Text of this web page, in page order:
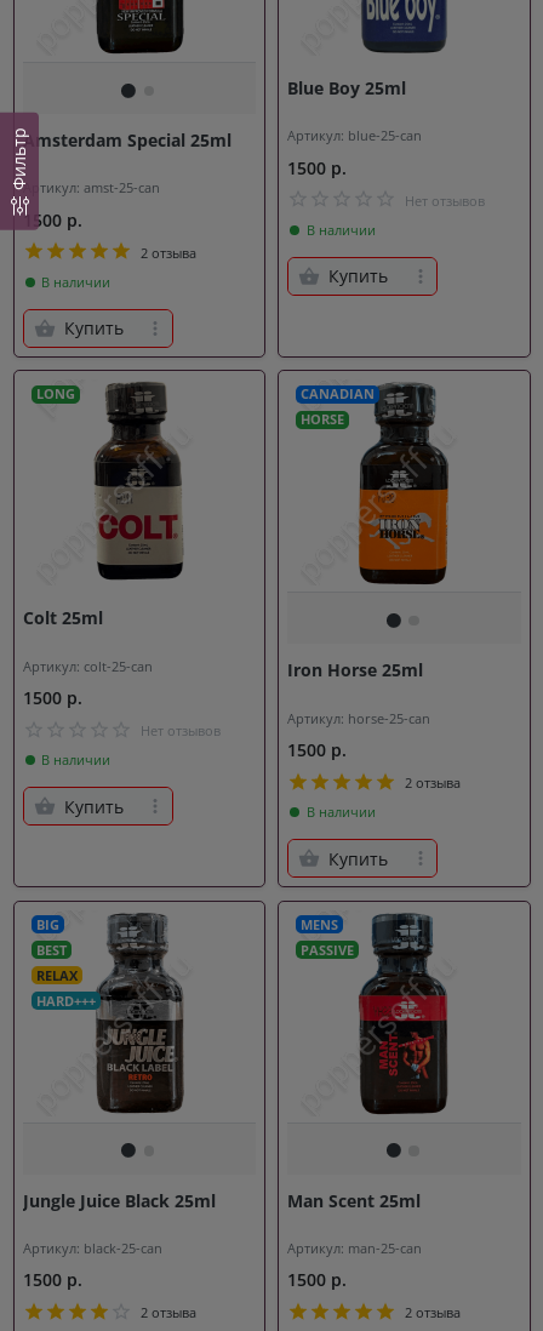
ФильтрAmsterdam Special 25ml
Артикул: amst-25-can
1500 р.
2 отзыва
В наличии
Купить
Blue Boy 25ml
Артикул: blue-25-can
1500 р.
Нет отзывов
В наличии
Купить
LONG
Colt 25ml
Артикул: colt-25-can
1500 р.
Нет отзывов
В наличии
Купить
CANADIAN
HORSE
Iron Horse 25ml
Артикул: horse-25-can
1500 р.
2 отзыва
В наличии
Купить
BIG
BEST
RELAX
HARD+++
Jungle Juice Black 25ml
Артикул: black-25-can
1500 р.
2 отзыва
MENS
PASSIVE
Man Scent 25ml
Артикул: man-25-can
1500 р.
2 отзыва